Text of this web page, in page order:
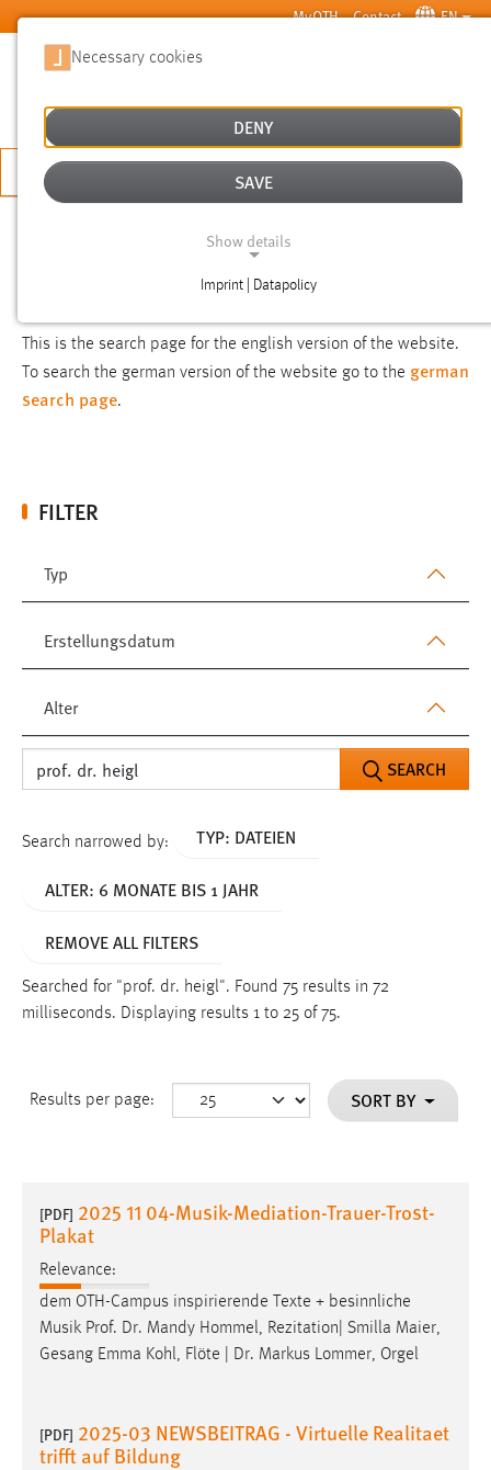
Skip to main content MyOTH Contact EN
APPLY NOW
This is the search page for the english version of the website.
To search the german version of the website go to the german
search page.
FILTER
Typ
Erstellungsdatum
Alter
SEARCH
Search narrowed by: TYP: DATEIEN
ALTER: 6 MONATE BIS 1 JAHR
REMOVE ALL FILTERS
Searched for "prof. dr. heigl". Found 75 results in 72
milliseconds. Displaying results 1 to 25 of 75.
Results per page: SORT BY
[PDF] 2025 11 04-Musik-Mediation-Trauer-Trost-
Plakat
Relevance:
dem OTH-Campus inspirierende Texte + besinnliche
Musik Prof. Dr. Mandy Hommel, Rezitation| Smilla Maier,
Gesang Emma Kohl, Flöte |
Dr. Markus Lommer, Orgel
[PDF] 2025-03 NEWSBEITRAG - Virtuelle Realitaet
trifft auf Bildung
Necessary cookies
DENY
SAVE
Show details
Imprint | Datapolicy